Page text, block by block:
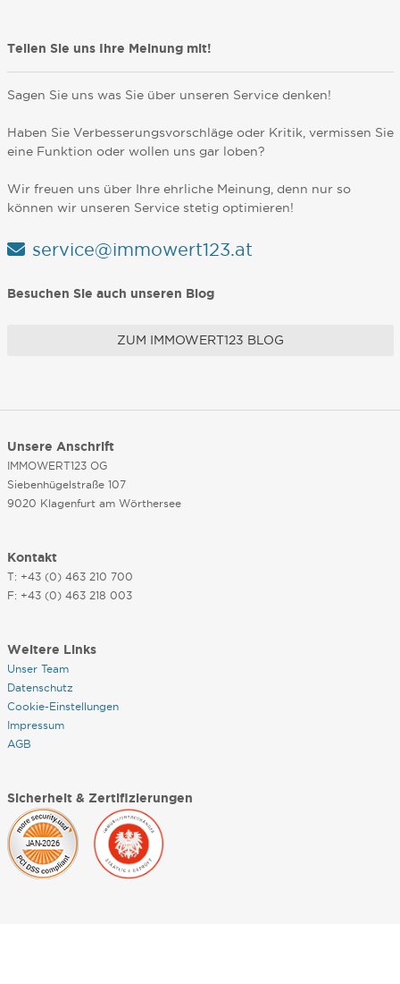
Teilen Sie uns Ihre Meinung mit!
Sagen Sie uns was Sie über unseren Service denken!
Haben Sie Verbesserungsvorschläge oder Kritik, vermissen Sie
eine Funktion oder wollen uns gar loben?
Wir freuen uns über Ihre ehrliche Meinung, denn nur so
können wir unseren Service stetig optimieren!
service@immowert123.at
Besuchen Sie auch unseren Blog
ZUM IMMOWERT123 BLOG
Unsere Anschrift
IMMOWERT123 OG
Siebenhügelstraße 107
9020 Klagenfurt am Wörthersee
Kontakt
T: +43 (0) 463 210 700
F: +43 (0) 463 218 003
Weitere Links
Unser Team
Datenschutz
Cookie-Einstellungen
Impressum
AGB
Sicherheit & Zertifizierungen